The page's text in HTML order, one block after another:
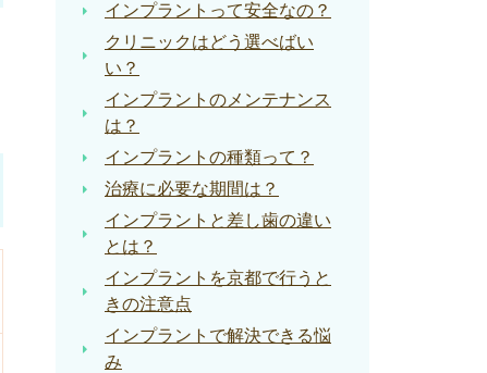
インプラントって安全なの？
クリニックはどう選べばい
い？
インプラントのメンテナンス
は？
インプラントの種類って？
治療に必要な期間は？
インプラントと差し歯の違い
とは？
インプラントを京都で行うと
きの注意点
インプラントで解決できる悩
み